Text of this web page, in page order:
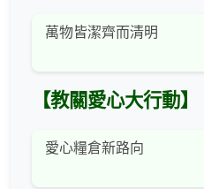
萬物皆潔齊而清明
【教關愛心大行動】
愛心糧倉新路向